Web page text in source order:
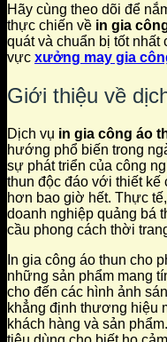
Hãy cùng theo dõi để
thực chiến về in gia
quát và chuẩn bị tốt
vực xưởng may gia
Giới thiệu về
Dịch vụ in gia công áo
hướng phổ biến trong
sự phát triển của công
thun độc đáo với thiết kế
hơn bao giờ hết. Thực tế,
doanh nghiệp quảng bá
cầu phong cách thời
In gia công áo thun cho
những sản phẩm mang
cho đến các hình ảnh
khẳng định thương hiệu
khách hàng và sản